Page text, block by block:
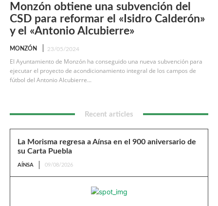
Monzón obtiene una subvención del
CSD para reformar el «Isidro Calderón»
y el «Antonio Alcubierre»
MONZÓN 23/05/2024
El Ayuntamiento de Monzón ha conseguido una nueva subvención para
ejecutar el proyecto de acondicionamiento integral de los campos de
fútbol del Antonio Alcubierre...
Recent articles
La Morisma regresa a Aínsa en el 900 aniversario de
su Carta Puebla
AÍNSA 09/08/2026